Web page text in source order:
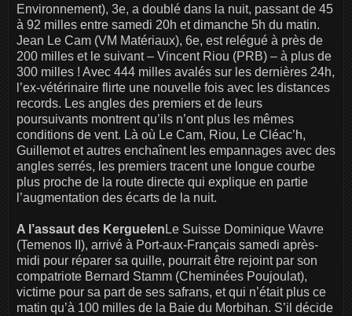
Environnement), 3e, a doublé dans la nuit, passant de 45
à 92 milles entre samedi 20h et dimanche 5h du matin.
Jean Le Cam (VM Matériaux), 6e, est relégué à près de
200 milles et le suivant – Vincent Riou (PRB) – à plus de
300 milles ! Avec 444 milles avalés sur les dernières 24h,
l’ex-vétérinaire flirte une nouvelle fois avec les distances
records. Les angles des premiers et de leurs
poursuivants montrent qu’ils n’ont plus les mêmes
conditions de vent. Là où Le Cam, Riou, Le Cléac’h,
Guillemot et autres enchaînent les empannages avec des
angles serrés, les premiers tracent une longue courbe
plus proche de la route directe qui explique en partie
l’augmentation des écarts de la nuit.
A l’assaut des Kerguelen Le Suisse Dominique Wavre
(Temenos II), arrivé à Port-aux-Français samedi après-
midi pour réparer sa quille, pourrait être rejoint par son
compatriote Bernard Stamm (Cheminées Poujoulat),
victime pour sa part de ses safrans, et qui n’était plus ce
matin qu’à 100 milles de la Baie du Morbihan. S’il décide